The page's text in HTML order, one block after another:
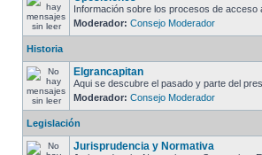
Información sobre los procesos de acceso
Moderador: Consejo Moderador
Historia
Elgrancapitan
Aqui se descubre el pasado y parte del
Moderador: Consejo Moderador
Legislación
Jurisprudencia y Normativa